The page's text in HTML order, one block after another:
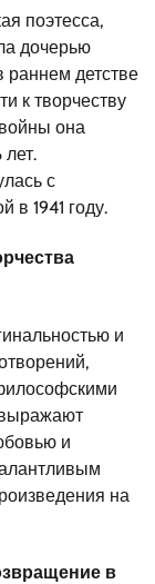
поэтесса,
дочерью
раннем детстве
к творчеству
она
с
в 1941 году.
и
выражают
и
на
в